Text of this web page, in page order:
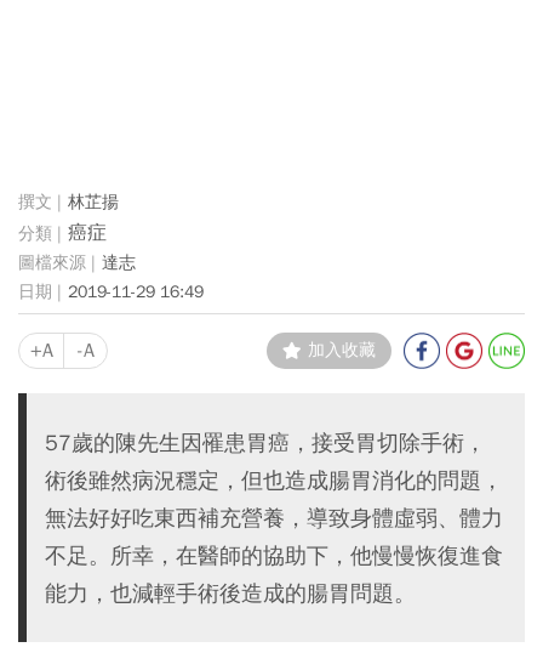
林芷揚
癌症
達志
2019-11-29 16:49
+A -A 加入收藏
57歲的陳先生因罹患胃癌，接受胃切除手術，
術後雖然病況穩定，但也造成腸胃消化的問題，
無法好好吃東西補充營養，導致身體虛弱、體力
不足。所幸，在醫師的協助下，他慢慢恢復進食
能力，也減輕手術後造成的腸胃問題。